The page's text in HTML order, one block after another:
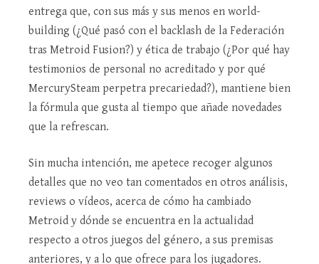
entrega que, con sus más y sus menos en world-
building (¿Qué pasó con el backlash de la Federación
tras Metroid Fusion?) y ética de trabajo (¿Por qué hay
testimonios de personal no acreditado y por qué
MercurySteam perpetra precariedad?), mantiene bien
la fórmula que gusta al tiempo que añade novedades
que la refrescan.
Sin mucha intención, me apetece recoger algunos
detalles que no veo tan comentados en otros análisis,
reviews o vídeos, acerca de cómo ha cambiado
Metroid y dónde se encuentra en la actualidad
respecto a otros juegos del género, a sus premisas
anteriores, y a lo que ofrece para los jugadores.